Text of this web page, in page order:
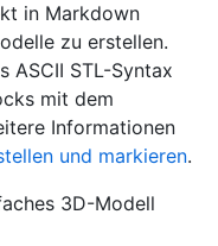
in Markdown
zu erstellen.
ASCII STL-Syntax
mit dem
Informationen
und markieren.
3D-Modell